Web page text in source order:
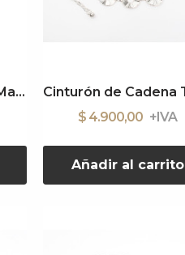
Cinturón de Cadena Margo
$ 4.900,00
Añadir al carrito